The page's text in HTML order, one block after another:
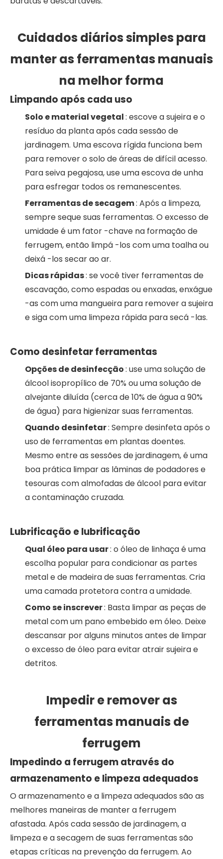
Cuidados diários simples para
manter as ferramentas manuais
na melhor forma
Limpando após cada uso
Solo e material vegetal: escove a sujeira e o
resíduo da planta após cada sessão de
jardinagem. Uma escova rígida funciona bem
para remover o solo de áreas de difícil acesso.
Para seiva pegajosa, use uma escova de unha
para esfregar todos os remanescentes.
Ferramentas de secagem: Após a limpeza,
sempre seque suas ferramentas. O excesso de
umidade é um fator -chave na formação de
ferrugem, então limpá -los com uma toalha ou
deixá -los secar ao ar.
Dicas rápidas: se você tiver ferramentas de
escavação, como espadas ou enxadas, enxágue
-as com uma mangueira para remover a sujeira
e siga com uma limpeza rápida para secá -las.
Como desinfetar ferramentas
Opções de desinfecção: use uma solução de
álcool isopropílico de 70% ou uma solução de
alvejante diluída (cerca de 10% de água a 90%
de água) para higienizar suas ferramentas.
Quando desinfetar: Sempre desinfeta após o
uso de ferramentas em plantas doentes.
Mesmo entre as sessões de jardinagem, é uma
boa prática limpar as lâminas de podadores e
tesouras com almofadas de álcool para evitar
a contaminação cruzada.
Lubrificação e lubrificação
Qual óleo para usar: o óleo de linhaça é uma
escolha popular para condicionar as partes
metal e de madeira de suas ferramentas. Cria
uma camada protetora contra a umidade.
Como se inscrever: Basta limpar as peças de
metal com um pano embebido em óleo. Deixe
descansar por alguns minutos antes de limpar
o excesso de óleo para evitar atrair sujeira e
detritos.
Impedir e remover as
ferramentas manuais de
ferrugem
Impedindo a ferrugem através do
armazenamento e limpeza adequados
O armazenamento e a limpeza adequados são as
melhores maneiras de manter a ferrugem
afastada. Após cada sessão de jardinagem, a
limpeza e a secagem de suas ferramentas são
etapas críticas na prevenção da ferrugem. Ao